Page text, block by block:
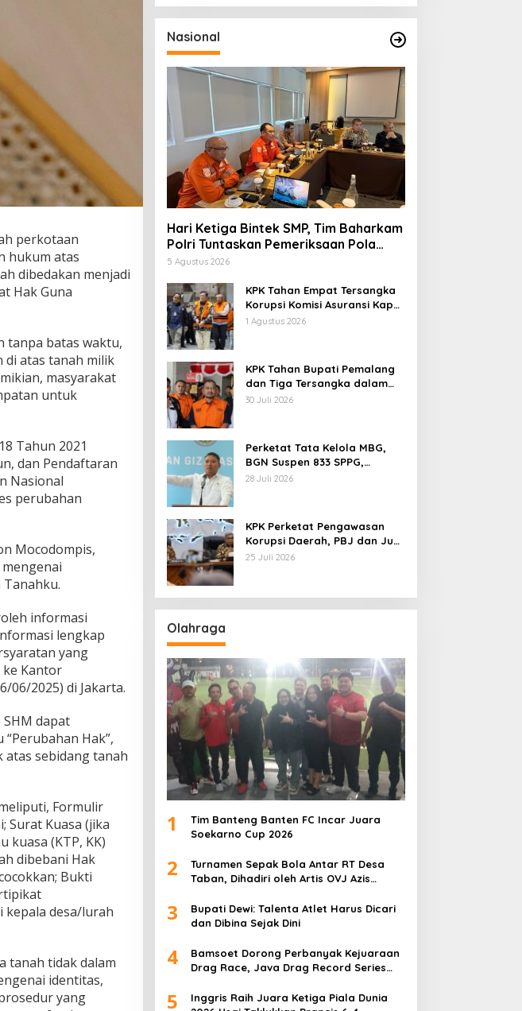
perkotaan
hukum atas
dibedakan menjadi
Hak Guna
tanpa batas waktu,
di atas tanah milik
masyarakat
untuk
Tahun 2021
dan Pendaftaran
Nasional
perubahan
Mocodompis,
Tanahku.
informasi
lengkap
yang
Kantor
06/2025) di Jakarta.
dapat
Hak”,
atas sebidang tanah
Formulir
Surat Kuasa (jika
kuasa (KTP, KK)
dibebani Hak
Bukti
kepala desa/lurah
tanah tidak dalam
identitas,
yang
Nasional
Hari Ketiga Bintek SMP, Tim Baharkam
Polri Tuntaskan Pemeriksaan Pola
Pengamanan Pertamina Patra Niaga
5 Agustus 2026
KPK Tahan Empat Tersangka
Korupsi Komisi Asuransi Kapal
PT Pelni
1 Agustus 2026
KPK Tahan Bupati Pemalang
dan Tiga Tersangka dalam
Kasus Dugaan Pemerasan
30 Juli 2026
Perketat Tata Kelola MBG,
BGN Suspen 833 SPPG,
Ratusan Di Antaranya
28 Juli 2026
KPK Perketat Pengawasan
Korupsi Daerah, PBJ dan Jual
Beli Jabatan Jadi Target
25 Juli 2026
Olahraga
1
Tim Banteng Banten FC Incar Juara
Soekarno Cup 2026
2
Turnamen Sepak Bola Antar RT Desa
Taban, Dihadiri oleh Artis OVJ Azis
3
Bupati Dewi: Talenta Atlet Harus Dicari
dan Dibina Sejak Dini
4
Bamsoet Dorong Perbanyak Kejuaraan
Drag Race, Java Drag Record Series
Muda
5
Inggris Raih Juara Ketiga Piala Dunia